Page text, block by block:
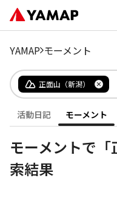
YAMAP モーメント
正面山（新潟）
活動日記 モーメント
モーメントで
索結果